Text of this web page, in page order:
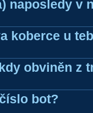
naposledy v
koberce u
obviněn z
bot?